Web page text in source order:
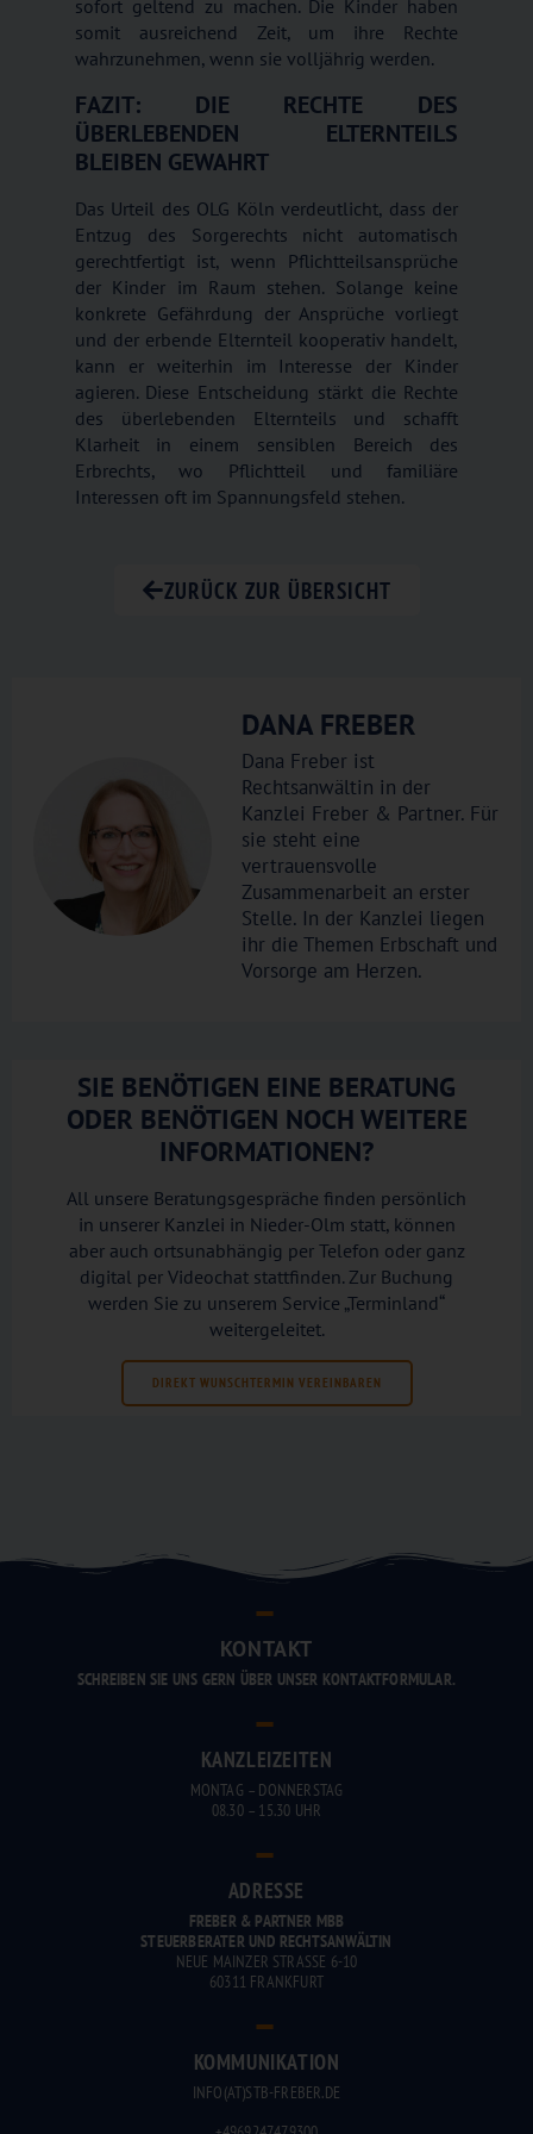
sofort geltend zu machen. Die Kinder haben
somit ausreichend Zeit, um ihre Rechte
wahrzunehmen, wenn sie volljährig werden.
FAZIT: DIE RECHTE DES
ÜBERLEBENDEN ELTERNTEILS
BLEIBEN GEWAHRT
Das Urteil des OLG Köln verdeutlicht, dass der
Entzug des Sorgerechts nicht automatisch
gerechtfertigt ist, wenn Pflichtteilsansprüche
der Kinder im Raum stehen. Solange keine
konkrete Gefährdung der Ansprüche vorliegt
und der erbende Elternteil kooperativ handelt,
kann er weiterhin im Interesse der Kinder
agieren. Diese Entscheidung stärkt die Rechte
des überlebenden Elternteils und schafft
Klarheit in einem sensiblen Bereich des
Erbrechts, wo Pflichtteil und familiäre
Interessen oft im Spannungsfeld stehen.
ZURÜCK ZUR ÜBERSICHT
DANA FREBER
Dana Freber ist
Rechtsanwältin in der
Kanzlei Freber & Partner. Für
sie steht eine
vertrauensvolle
Zusammenarbeit an erster
Stelle. In der Kanzlei liegen
ihr die Themen Erbschaft und
Vorsorge am Herzen.
SIE BENÖTIGEN EINE BERATUNG
ODER BENÖTIGEN NOCH WEITERE
INFORMATIONEN?
All unsere Beratungsgespräche finden persönlich
in unserer Kanzlei in Nieder-Olm statt, können
aber auch ortsunabhängig per Telefon oder ganz
digital per Videochat stattfinden. Zur Buchung
werden Sie zu unserem Service „Terminland“
weitergeleitet.
DIREKT WUNSCHTERMIN VEREINBAREN
–
KONTAKT
SCHREIBEN SIE UNS GERN ÜBER UNSER KONTAKTFORMULAR.
–
KANZLEIZEITEN
MONTAG – DONNERSTAG
08.30 – 15.30 UHR
–
ADRESSE
FREBER & PARTNER MBB
STEUERBERATER UND RECHTSANWÄLTIN
NEUE MAINZER STRASSE 6-10
60311 FRANKFURT
–
KOMMUNIKATION
INFO(AT)STB-FREBER.DE